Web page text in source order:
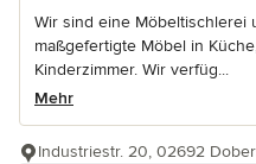
Wir sind eine Möbeltischlerei
maßgefertigte Möbel in
Kinderzimmer. Wir verfüg...
Mehr
Industriestr. 20, 02692